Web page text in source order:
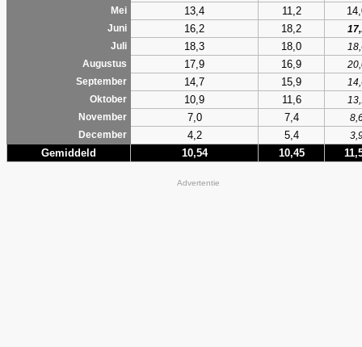
Mei 13,4 11,2
Juni 16,2 18,2
Juli
18,3 18,0
Augustus
17,9 16,9
September
14,7 15,9
Oktober
10,9 11,6
November
7,0 7,4
December
4,2 5,4
Gemiddeld 10,54 10,45
Advertentie